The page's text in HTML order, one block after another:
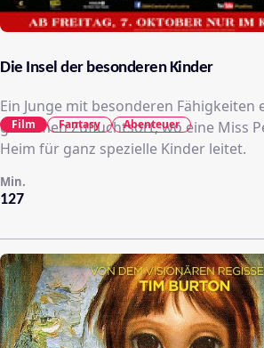
Die Insel der besonderen Kinder
Ein Junge mit besonderen Fähigkeiten
geheimen Zufluchtsort, wo eine Miss
Heim für ganz spezielle Kinder leitet.
127
Min.
Film Fantasy Abenteuer